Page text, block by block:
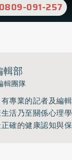
0809-091-257
輯部
輯團隊
有專業的記者及編
活乃至關係心理
確的健康認知與保